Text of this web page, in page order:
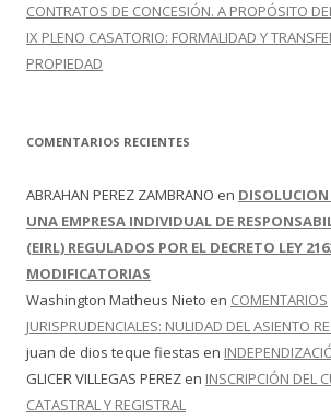
CONTRATOS DE CONCESIÓN. A PROPÓSITO
IX PLENO CASATORIO: FORMALIDAD Y
PROPIEDAD
COMENTARIOS RECIENTES
ABRAHAN PEREZ ZAMBRANO en
UNA EMPRESA INDIVIDUAL DE
(EIRL) REGULADOS POR EL DECRETO LEY
MODIFICATORIAS
Washington Matheus Nieto en COMENTARIOS
JURISPRUDENCIALES: NULIDAD DEL ASIENTO
juan de dios teque fiestas en
GLICER VILLEGAS PEREZ en INSCRIPCIÓN DEL
CATASTRAL Y REGISTRAL